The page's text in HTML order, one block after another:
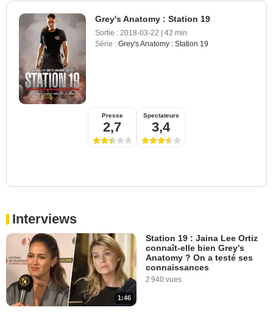
Grey's Anatomy : Station 19
Sortie : 2018-03-22 | 42 min
Série : Grey's Anatomy : Station 19
Presse
2,7
Spectateurs
3,4
Interviews
1:46
Station 19 : Jaina Lee Ortiz
connaît-elle bien Grey's
Anatomy ? On a testé ses
connaissances
2 940 vues